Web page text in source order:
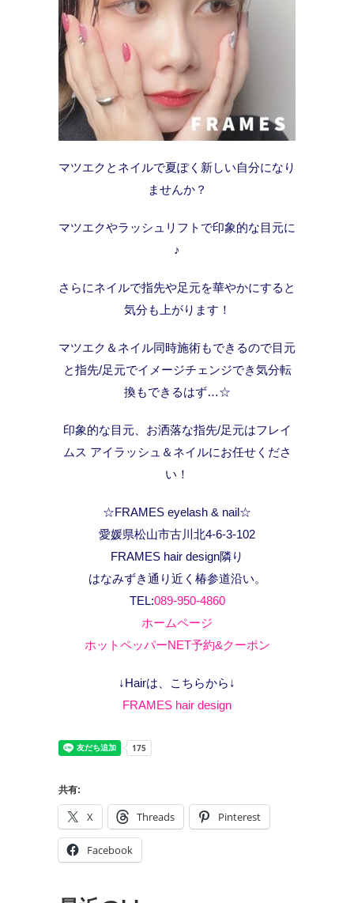
マツエクとネイルで夏ぽく新しい自分になり
ませんか？
マツエクやラッシュリフトで印象的な目元に
♪
さらにネイルで指先や足元を華やかにすると
気分も上がります！
マツエク＆ネイル同時施術もできるので目元
と指先/足元でイメージチェンジでき気分転
換もできるはず…☆
印象的な目元、お洒落な指先/足元はフレイ
ムス アイラッシュ＆ネイルにお任せくださ
い！
☆FRAMES eyelash & nail☆
愛媛県松山市古川北4-6-3-102
FRAMES hair design隣り
はなみずき通り近く椿参道沿い。
TEL:089-950-4860
ホームページ
ホットペッパーNET予約&クーポン
↓Hairは、こちらから↓
FRAMES hair design
共有:
X Threads Pinterest
Facebook